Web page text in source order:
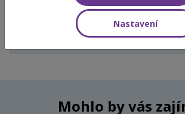
Aktuálně vypsané termíny
Aktuálně nejsou vypsány
Mohlo by vás
Nastavení